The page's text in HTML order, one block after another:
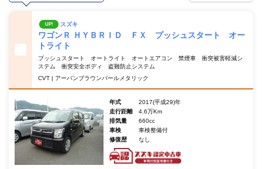
UP! スズキ
ワゴンＲ ＨＹＢＲＩＤ ＦＸ プッシュスタート オー
トライト
プッシュスタート オートライト オートエアコン 禁煙車 衝突被害軽減シ
ステム 衝突安全ボディ 盗難防止システム
CVT | アーバンブラウンパールメタリック
年式
2017(平成29)年
走行距離
4.6万Km
排気量
660cc
車検
車検整備付
修復歴
なし